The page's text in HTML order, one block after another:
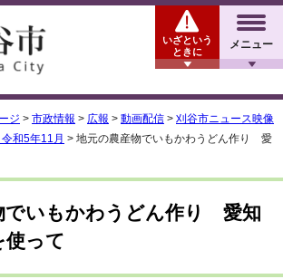
メニュー
いざという
ときに
ジ > 市政情報 > 広報 > 動画配信 > 刈谷市ニュース映像
和5年11月 > 地元の農産物でいもかわうどん作り 愛
でいもかわうどん作り 愛知
使って